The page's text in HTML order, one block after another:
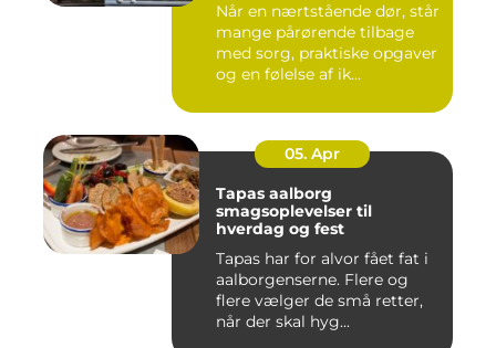
Når en nærtstående dør, står
mange pårørende tilbage
med sorg, praktiske opgaver
og en følelse af ik...
05. Apr
Tapas aalborg
smagsoplevelser til
hverdag og fest
Tapas har for alvor fået fat i
aalborgenserne. Flere og
flere vælger de små retter,
når der skal hyg...